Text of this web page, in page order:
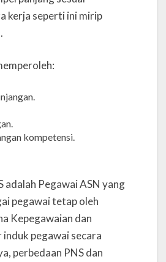
kerja seperti ini mirip
kompetensi.
adalah Pegawai ASN yang
pegawai tetap oleh
Kepegawaian dan
pegawai secara
perbedaan PNS dan